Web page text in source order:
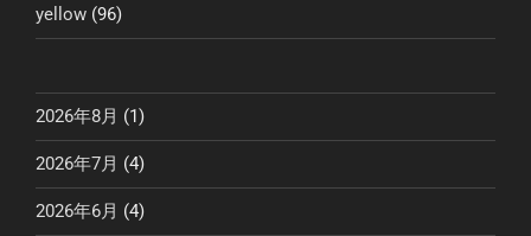
yellow (96)
2026年8月 (1)
2026年7月 (4)
2026年6月 (4)